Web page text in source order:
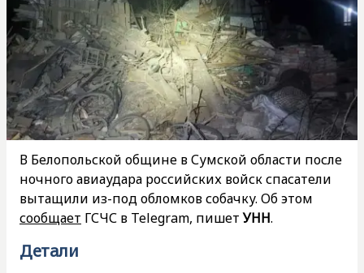
В Белопольской общине в Сумской области после
ночного авиаудара российских войск спасатели
вытащили из-под обломков собачку. Об этом
сообщает ГСЧС в Telegram, пишетУНН.
Детали